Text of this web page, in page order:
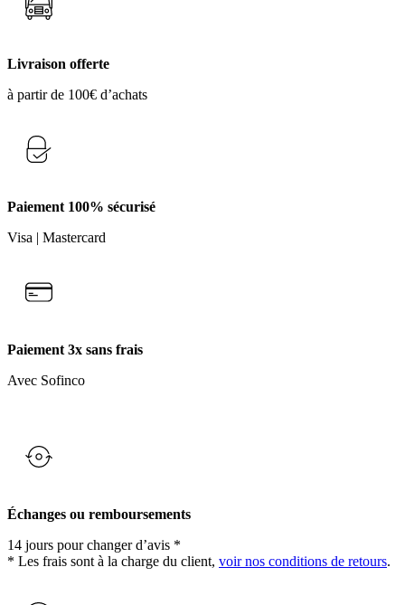
Livraison offerte
à partir de 100€ d’achats
Paiement 100% sécurisé
Visa | Mastercard
Paiement 3x sans frais
Avec Sofinco
Échanges ou remboursements
14 jours pour changer d’avis *
* Les frais sont à la charge du client, voir nos conditions de retours.